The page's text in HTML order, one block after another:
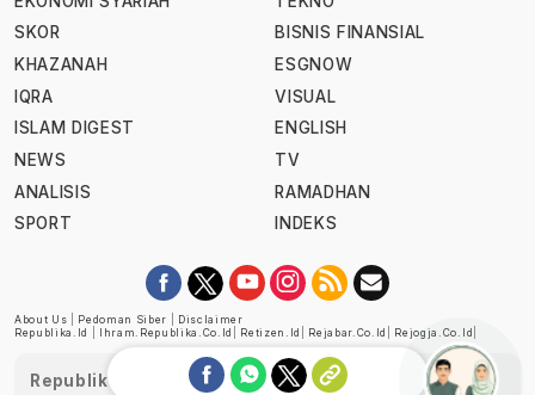
SKOR
KHAZANAH
IQRA
ISLAM DIGEST
NEWS
ANALISIS
SPORT
BISNIS FINANSIAL
ESGNOW
VISUAL
ENGLISH
TV
RAMADHAN
INDEKS
About Us Pedoman Siber
Disclaimer
Republika.id
Ihram.republika.co.id Retizen.id Rejabar.co.id Rejogja.co.id
Republika telah diverifikasi oleh Dewan Pers